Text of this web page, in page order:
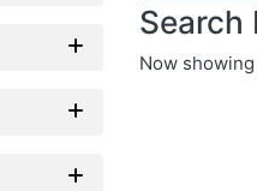
Search
Now showing